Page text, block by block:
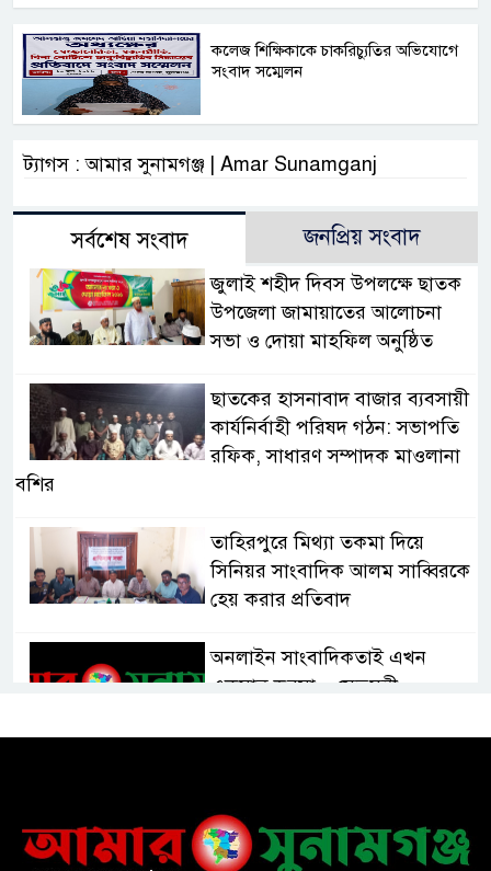
কলেজ শিক্ষিকাকে চাকরিচ্যুতির অভিযোগে
সংবাদ সম্মেলন
ট্যাগস : আমার সুনামগঞ্জ | Amar Sunamganj
সর্বশেষ সংবাদ জনপ্রিয় সংবাদ
জুলাই শহীদ দিবস উপলক্ষে ছাতক
উপজেলা জামায়াতের আলোচনা
সভা ও দোয়া মাহফিল অনুষ্ঠিত
ছাতকের হাসনাবাদ বাজার ব্যবসায়ী
কার্যনির্বাহী পরিষদ গঠন: সভাপতি
রফিক, সাধারণ সম্পাদক মাওলানা
বশির
তাহিরপুরে মিথ্যা তকমা দিয়ে
সিনিয়র সাংবাদিক আলম সাব্বিরকে
হেয় করার প্রতিবাদ
অনলাইন সাংবাদিকতাই এখন
একমাত্র ভরসা – সেতুমন্ত্রী
“রোড ব্লক কর্মসূচি “